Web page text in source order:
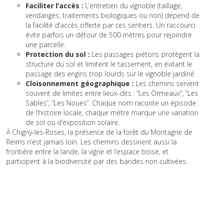
Faciliter l’accès : L’entretien du vignoble (taillage,
vendanges, traitements biologiques ou non) dépend de
la facilité d’accès offerte par ces sentiers. Un raccourci
évite parfois un détour de 500 mètres pour rejoindre
une parcelle.
Protection du sol : Les passages piétons protègent la
structure du sol et limitent le tassement, en évitant le
passage des engins trop lourds sur le vignoble jardiné.
Cloisonnement géographique : Les chemins servent
souvent de limites entre lieux-dits : “Les Ormeaux”, “Les
Sables”, “Les Noues”. Chaque nom raconte un épisode
de l’histoire locale, chaque mètre marque une variation
de sol ou d’exposition solaire.
À Chigny-les-Roses, la présence de la forêt du Montagne de
Reims n’est jamais loin. Les chemins dessinent aussi la
frontière entre la lande, la vigne et l’espace boisé, et
participent à la biodiversité par des bandes non cultivées.